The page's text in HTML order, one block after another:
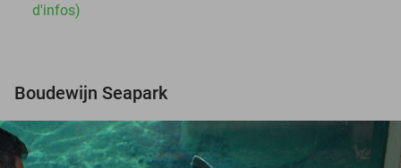
d'infos)
Boudewijn Seapark